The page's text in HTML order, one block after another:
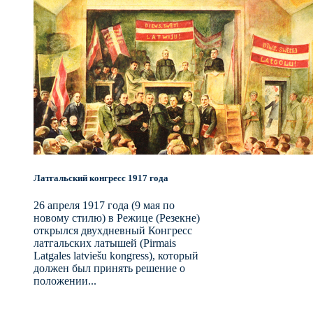
Латгальский конгресс 1917 года
26 апреля 1917 года (9 мая по
новому стилю) в Режице (Резекне)
открылся двухдневный Конгресс
латгальских латышей (Pirmais
Latgales latviešu kongress), который
должен был принять решение о
положении...